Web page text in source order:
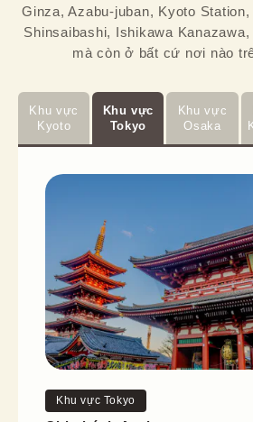
Ginza, Azabu-juban, Kyoto
Shinsaibashi, Ishikawa
mà còn ở bất cứ nơi nào
Khu vực
Kyoto
Khu vực
Tokyo
Khu vực
Osaka
Khu vực Tokyo